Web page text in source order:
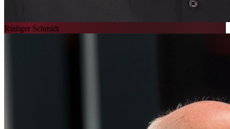
Rüdiger Schmidt